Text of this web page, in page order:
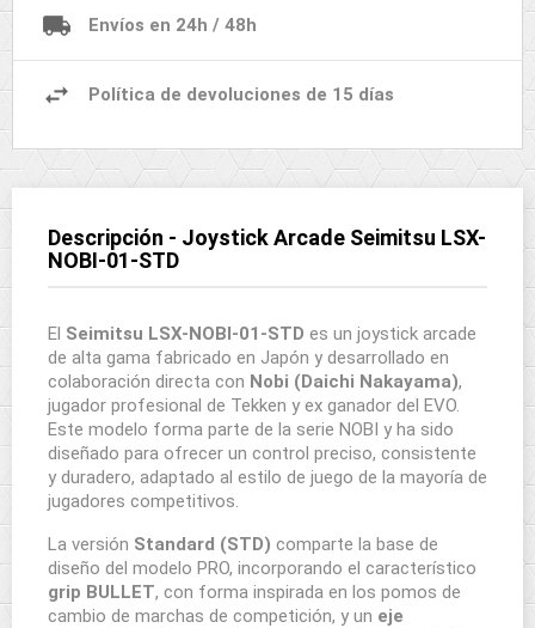
Envíos en 24h / 48h
Política de devoluciones de 15 días
Descripción - Joystick Arcade Seimitsu LSX-
NOBI-01-STD
El Seimitsu LSX-NOBI-01-STD es un joystick arcade
de alta gama fabricado en Japón y desarrollado en
colaboración directa con Nobi (Daichi Nakayama),
jugador profesional de Tekken y ex ganador del EVO.
Este modelo forma parte de la serie NOBI y ha sido
diseñado para ofrecer un control preciso, consistente
y duradero, adaptado al estilo de juego de la mayoría de
jugadores competitivos.
La versión Standard (STD) comparte la base de
diseño del modelo PRO, incorporando el característico
grip BULLET, con forma inspirada en los pomos de
cambio de marchas de competición, y un eje